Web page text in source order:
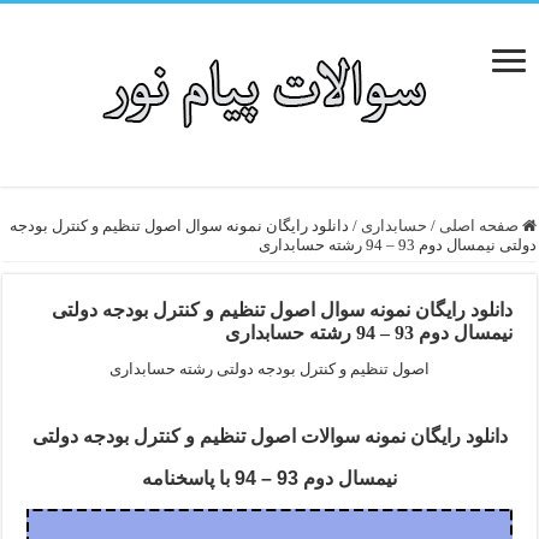
صفحه اصلی / حسابداری / دانلود رایگان نمونه سوال اصول تنظیم و کنترل بودجه
دولتی نیمسال دوم 93 – 94 رشته حسابداری
دانلود رایگان نمونه سوال اصول تنظیم و کنترل بودجه دولتی
نیمسال دوم 93 – 94 رشته حسابداری
اصول تنظیم و کنترل بودجه دولتی رشته حسابداری
دانلود رایگان نمونه سوالات اصول تنظیم و کنترل بودجه دولتی
نیمسال دوم 93 – 94 با پاسخنامه